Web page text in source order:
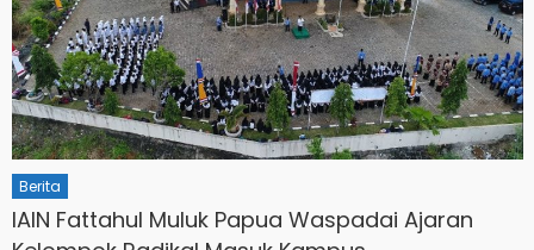
Berita
IAIN Fattahul Muluk Papua Waspadai Ajaran